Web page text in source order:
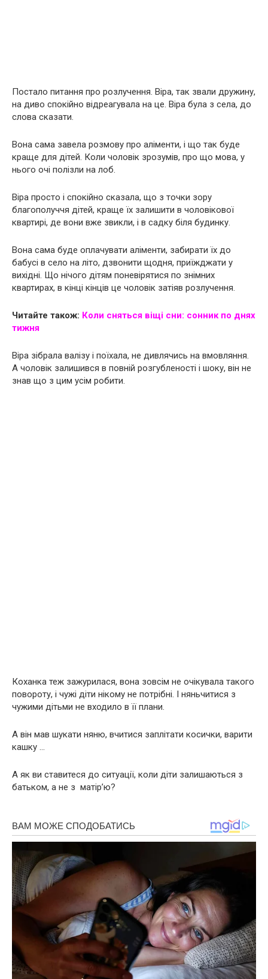
Постало питання про розлучення. Віра, так звали дружину,
на диво спокійно відреагувала на це. Віра була з села, до
слова сказати.
Вона сама завела розмову про аліменти, і що так буде
краще для дітей. Коли чоловік зрозумів, про що мова, у
нього очі полізли на лоб.
Віра просто і спокійно сказала, що з точки зору
благополуччя дітей, краще їх залишити в чоловікової
квартирі, де вони вже звикли, і в садку біля будинку.
Вона сама буде оплачувати аліменти, забирати їх до
бабусі в село на літо, дзвонити щодня, приїжджати у
вихідні. Що нічого дітям поневірятися по знімних
квартирах, в кінці кінців це чоловік затіяв розлучення.
Читайте також: Коли сняться віщі сни: сонник по днях
тижня
Віра зібрала валізу і поїхала, не дивлячись на вмовляння.
А чоловік залишився в повній розгубленості і шоку, він не
знав що з цим усім робити.
Коханка теж зажурилася, вона зовсім не очікувала такого
повороту, і чужі діти нікому не потрібні. І няньчитися з
чужими дітьми не входило в її плани.
А він мав шукати няню, вчитися заплітати косички, варити
кашку …
А як ви ставитеся до ситуації, коли діти залишаються з
батьком, а не з матір’ю?